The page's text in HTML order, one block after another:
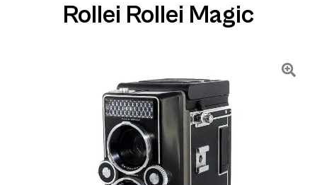
Rollei Rollei Magic